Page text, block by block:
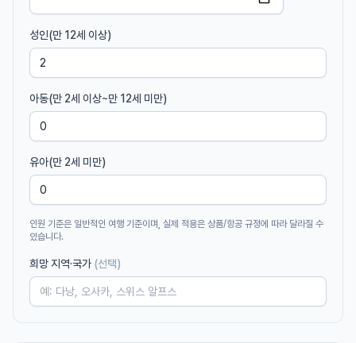
성인(만 12세 이상)
아동(만 2세 이상~만 12세 미만)
유아(만 2세 미만)
인원 기준은 일반적인 여행 기준이며, 실제 적용은 상품/항공 규정에 따라 달라질 수
있습니다.
희망 지역·국가 (선택)